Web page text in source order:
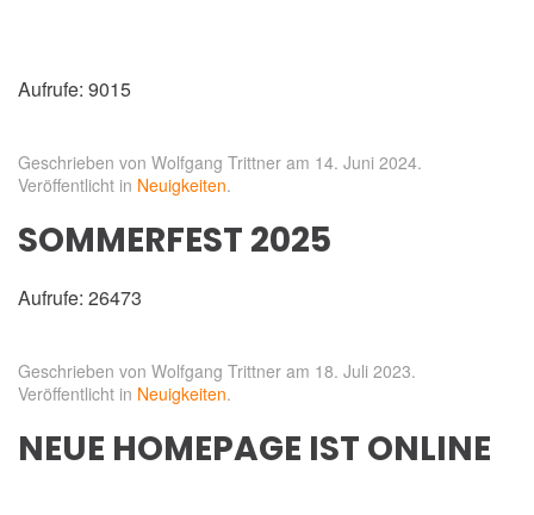
Aufrufe: 9015
Geschrieben von Wolfgang Trittner am 14. Juni 2024.
Veröffentlicht in Neuigkeiten.
SOMMERFEST 2025
Aufrufe: 26473
Geschrieben von Wolfgang Trittner am 18. Juli 2023.
Veröffentlicht in Neuigkeiten.
NEUE HOMEPAGE IST ONLINE